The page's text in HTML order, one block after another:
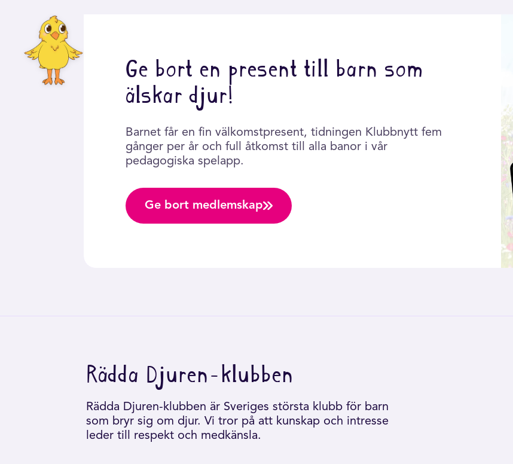
Ge bort en present till barn som
älskar djur!
Barnet får en fin välkomstpresent, tidningen Klubbnytt fem
gånger per år och full åtkomst till alla banor i vår
pedagogiska spelapp.
Ge bort medlemskap
Rädda Djuren-klubben
Rädda Djuren-klubben är Sveriges största klubb för barn
som bryr sig om djur. Vi tror på att kunskap och intresse
leder till respekt och medkänsla.